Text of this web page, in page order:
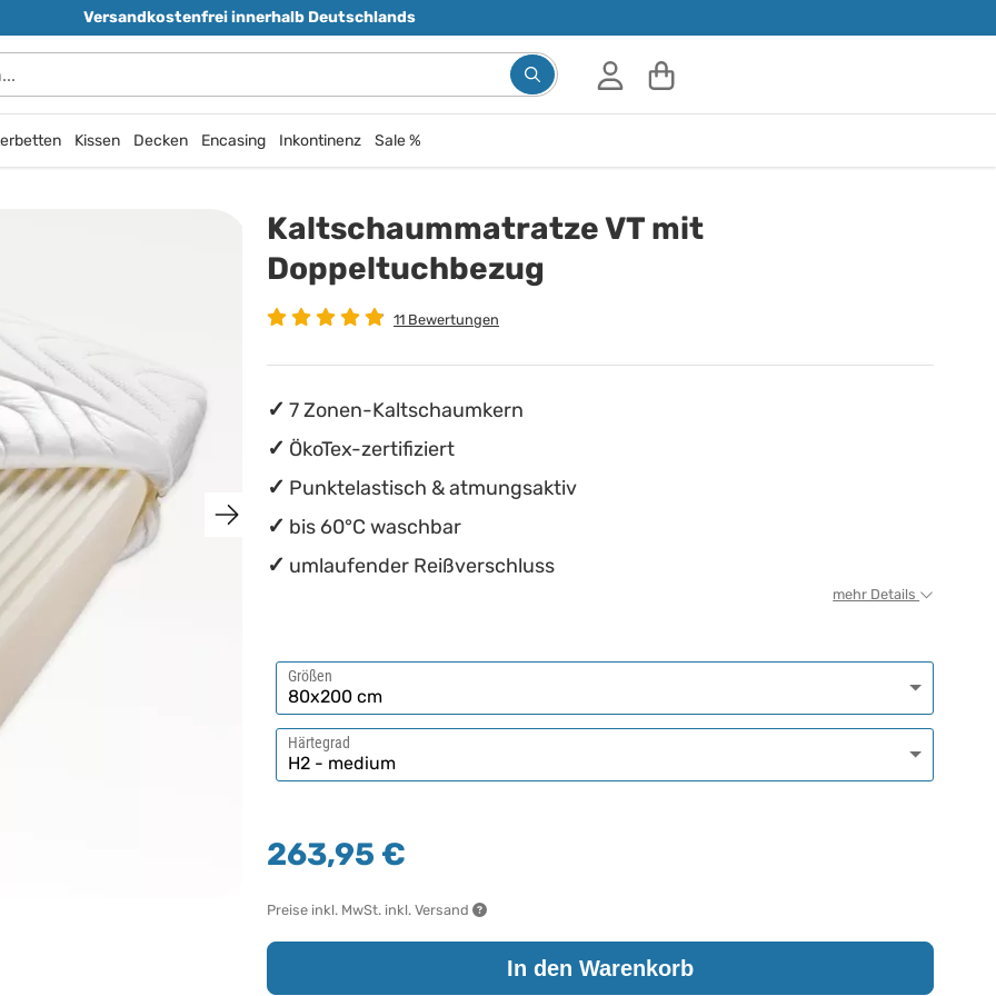
Versandkostenfrei innerhalb Deutschlands
Kissen Decken Encasing Inkontinenz Sale %
Kaltschaummatratze VT mit
Doppeltuchbezug
11 Bewertungen
7 Zonen-Kaltschaumkern
ÖkoTex-zertifiziert
Punktelastisch & atmungsaktiv
bis 60°C waschbar
umlaufender Reißverschluss
mehr Details
Größen
Härtegrad
263,95 €
Preise inkl. MwSt. inkl. Versand
In den Warenkorb